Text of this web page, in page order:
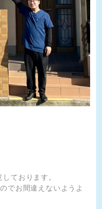
ております。
でお間違えないようよ